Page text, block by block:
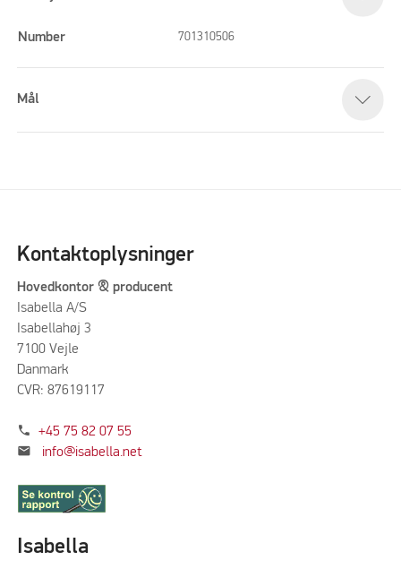
Number 701310506
Mål
Kontaktoplysninger
Hovedkontor & producent
Isabella A/S
Isabellahøj 3
7100 Vejle
Danmark
CVR: 87619117
phone +45 75 82 07 55
mail info@isabella.net
Isabella